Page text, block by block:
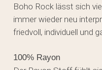
Boho Rock lässt sich
immer wieder neu
friedvoll, individuell und
100% Rayon